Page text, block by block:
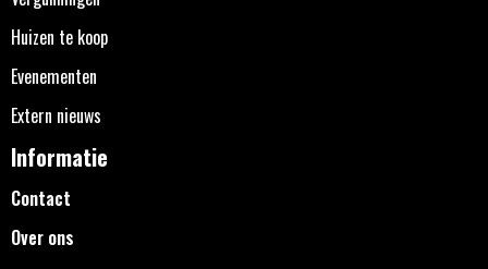
Huizen te koop
Evenementen
Extern nieuws
Informatie
Contact
Over ons